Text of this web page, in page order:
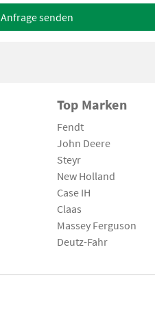
Anfrage senden
Top Marken
Fendt
John Deere
Steyr
New Holland
Case IH
Claas
Massey Ferguson
Deutz-Fahr